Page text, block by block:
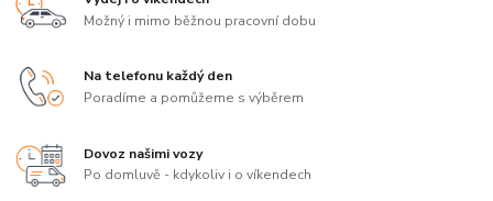
Možný i mimo běžnou pracovní dobu
Na telefonu každý den
Poradíme a pomůžeme s výběrem
Dovoz našimi vozy
Po domluvě - kdykoliv i o víkendech